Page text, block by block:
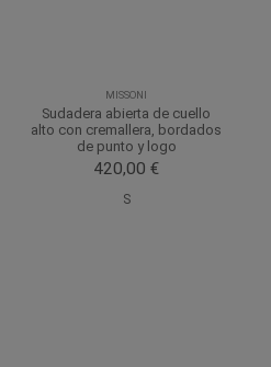
MISSONI
Sudadera abierta de cuello
alto con cremallera, bordados
de punto y logo
420,00 €
S